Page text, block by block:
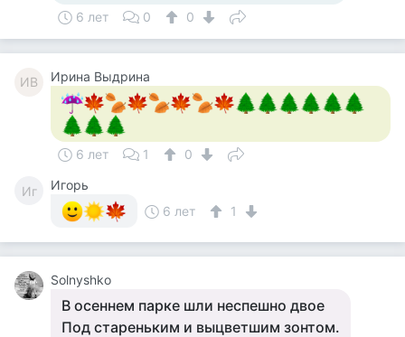
6 лет 0 0
ИВ Ирина Выдрина
6 лет 1 0
Иг
Игорь
6 лет
1
Solnyshko
В осеннем парке шли неспешно двое
Под стареньким и выцветшим зонтом.